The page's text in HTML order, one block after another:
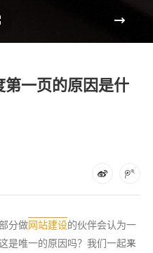
一页的原因是什
分做网站建设的伙伴会认为一
是唯一的原因吗？我们一起来